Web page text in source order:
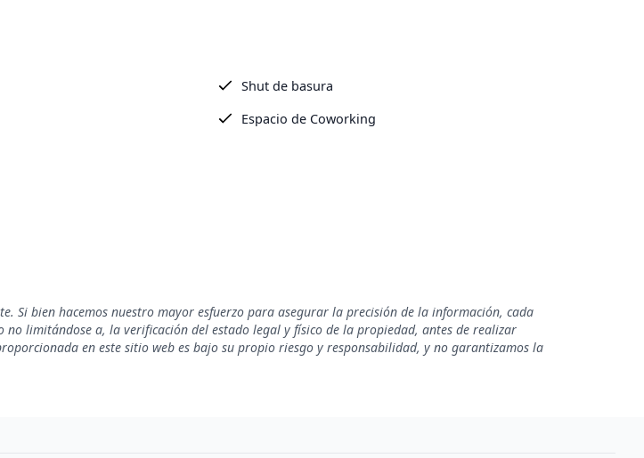
Shut de basura
Espacio de Coworking
Si bien hacemos nuestro mayor esfuerzo para asegurar la precisión de la información, cada
limitándose a, la verificación del estado legal y físico de la propiedad, antes de realizar
en este sitio web es bajo su propio riesgo y responsabilidad, y no garantizamos la